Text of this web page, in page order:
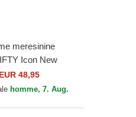
meresinine
Icon New
MLB New Era
EUR 48,95
homme, 7. Aug.